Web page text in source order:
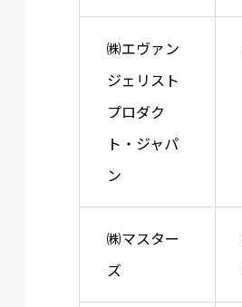
㈱エヴァン
ジェリスト
プロダク
ト・ジャパ
ン
㈱マスター
ズ